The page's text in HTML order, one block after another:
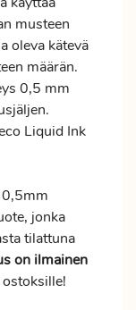
musteen
oleva kätevä
määrän.
0,5 mm
Liquid Ink
jonka
tilattuna
on ilmainen